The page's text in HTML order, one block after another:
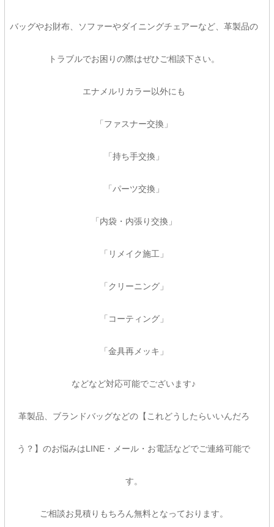
バッグやお財布、ソファーやダイニングチェアーなど、革製品の
トラブルでお困りの際はぜひご相談下さい。
エナメルリカラー以外にも
「ファスナー交換」
「持ち手交換」
「パーツ交換」
「内袋・内張り交換」
「リメイク施工」
「クリーニング」
「コーティング」
「金具再メッキ」
などなど対応可能でございます♪
革製品、ブランドバッグなどの【これどうしたらいいんだろ
う？】のお悩みはLINE・メール・お電話などでご連絡可能で
す。
ご相談お見積りもちろん無料となっております。